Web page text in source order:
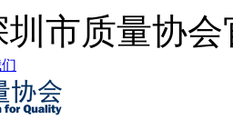
市质量协会